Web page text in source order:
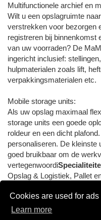
Cookies are used for
Learn more
Multifunctionele archief en
Wilt u een opslagruimte
verstrekken voor bezorgen
registreren bij binnenkomst
van uw voorraden? De
ingericht inclusief:
hulpmaterialen zoals lift,
verpakkingsmaterialen etc.
Mobile storage units:
Als uw opslag maximaal
storage units een goede
roldeur en een dicht
personaliseren. De kleinste
goed bruikbaar om de
vertegenwoordi
Opslag & Logistiek, Pallet
Multifunctionele
Mobile storage units